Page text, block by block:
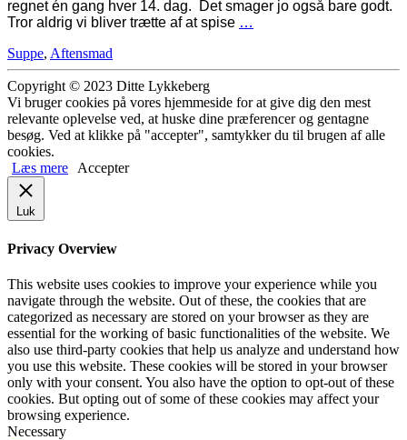
regnet én gang hver 14. dag. Det smager jo også bare godt.
Tror aldrig vi bliver trætte af at spise …
Suppe, Aftensmad
Copyright © 2023 Ditte Lykkeberg
Vi bruger cookies på vores hjemmeside for at give dig den mest
relevante oplevelse ved, at huske dine præferencer og gentagne
besøg. Ved at klikke på "accepter", samtykker du til brugen af alle
cookies.
Læs mere
Accepter
Luk
Privacy Overview
This website uses cookies to improve your experience while you
navigate through the website. Out of these, the cookies that are
categorized as necessary are stored on your browser as they are
essential for the working of basic functionalities of the website. We
also use third-party cookies that help us analyze and understand how
you use this website. These cookies will be stored in your browser
only with your consent. You also have the option to opt-out of these
cookies. But opting out of some of these cookies may affect your
browsing experience.
Necessary